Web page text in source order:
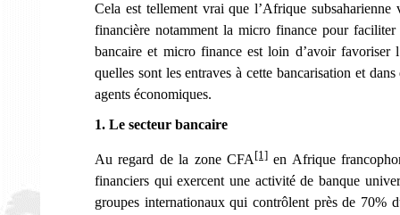
Cela est tellement vrai que l’Afrique
financière notamment la micro finance pour faciliter
bancaire et micro finance est loin d’avoir
quelles sont les entraves à cette bancarisation et
agents économiques.
1. Le secteur bancaire
Au regard de la zone CFA [1] en Afrique
financiers qui exercent une activité de banque
groupes internationaux qui contrôlent près de 70%